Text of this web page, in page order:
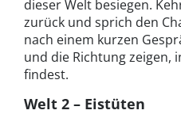
dieser Welt besiegen.
zurück und sprich den
nach einem kurzen
und die Richtung zeigen,
findest.
Welt 2 – Eistüten